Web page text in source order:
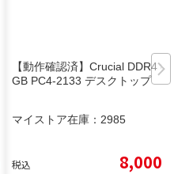
【動作確認済】Crucial DDR4 8
GB PC4-2133 デスクトップ
マイストア在庫： 2985
税込 8,000